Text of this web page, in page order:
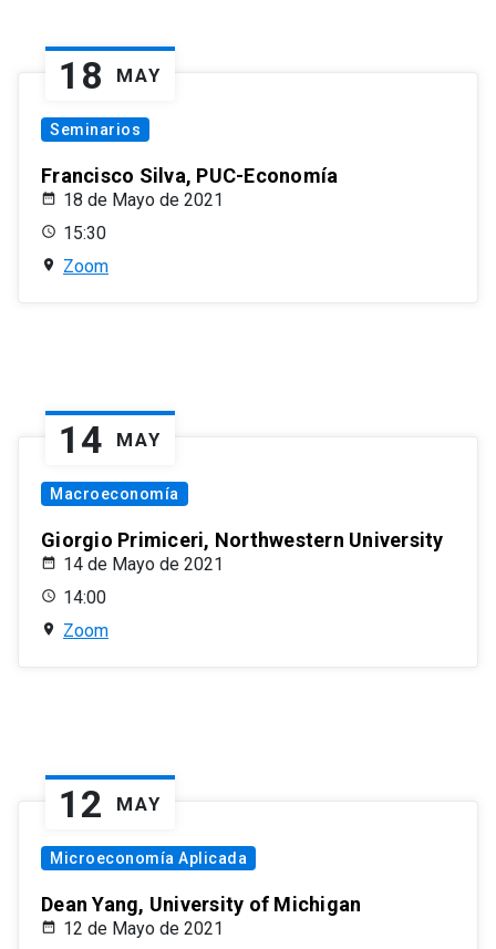
18 MAY
Seminarios
Francisco Silva, PUC-Economía
18 de Mayo de 2021
15:30
Zoom
14 MAY
Macroeconomía
Giorgio Primiceri, Northwestern University
14 de Mayo de 2021
14:00
Zoom
12 MAY
Microeconomía Aplicada
Dean Yang, University of Michigan
12 de Mayo de 2021